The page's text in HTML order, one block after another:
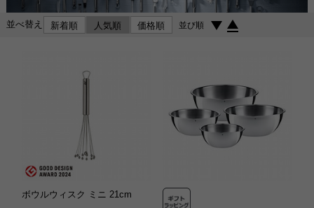
並べ替え 新着順 人気順 価格順 並び順
ボウルウィスク ミニ 21cm